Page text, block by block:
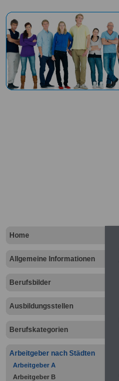
Home
Allgemeine Informationen
Berufsbilder
Ausbildungsstellen
Berufskategorien
Arbeitgeber nach Städten
Arbeitgeber A
Arbeitgeber B